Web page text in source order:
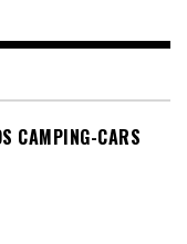
CAMPING-CARS